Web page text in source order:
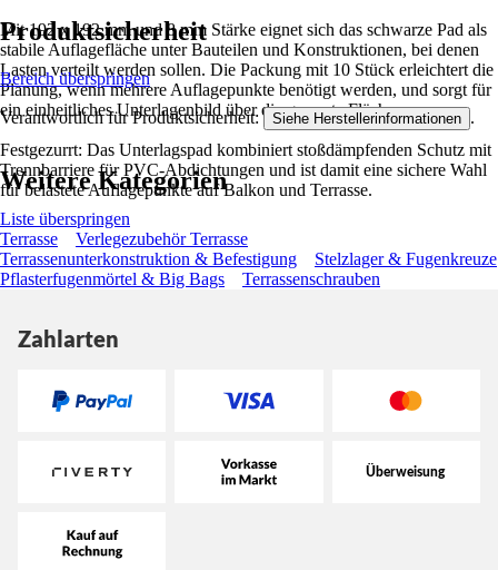
Mit 192 x 192 mm und 8 mm Stärke eignet sich das schwarze Pad als
stabile Auflagefläche unter Bauteilen und Konstruktionen, bei denen
Lasten verteilt werden sollen. Die Packung mit 10 Stück erleichtert die
Planung, wenn mehrere Auflagepunkte benötigt werden, und sorgt für
ein einheitliches Unterlagenbild über die gesamte Fläche.
Festgezurrt: Das Unterlagspad kombiniert stoßdämpfenden Schutz mit
Trennbarriere für PVC-Abdichtungen und ist damit eine sichere Wahl
für belastete Auflagepunkte auf Balkon und Terrasse.
Produktsicherheit
Bereich überspringen
Verantwortlich für Produktsicherheit: Siehe Herstellerinformationen .
Weitere Kategorien
Liste überspringen
Terrasse
Verlegezubehör Terrasse
Terrassenunterkonstruktion & Befestigung
Stelzlager & Fugenkreuze
Pflasterfugenmörtel & Big Bags
Terrassenschrauben
Zahlarten